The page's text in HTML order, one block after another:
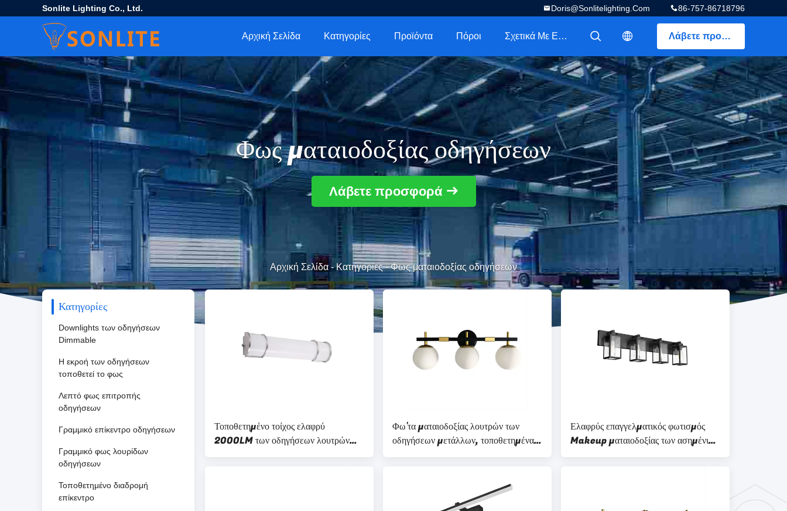
Sonlite Lighting Co., Ltd. 86-757-86718796
Doris@sonlitelighting.com
Λάβετε προσφορά
描述
描述
Αρχική Σελίδα Κατηγορίες Προϊόντα Πόροι Σχετικά Με Εμάς
Φως ματαιοδοξίας οδηγήσεων
Λάβετε προσφορά
Αρχική Σελίδα -Κατηγορίες-Φως ματαιοδοξίας οδηγήσεων
Κατηγορίες
Downlights των οδηγήσεων
Dimmable
Η εκροή των οδηγήσεων
τοποθετεί το φως
Λεπτό φως επιτροπής
οδηγήσεων
Γραμμικό επίκεντρο οδηγήσεων
Γραμμικό φως λουρίδων
οδηγήσεων
Τοποθετημένο διαδρομή
επίκεντρο
Τοποθετημένο τοίχος ελαφρύ
2000LM των οδηγήσεων λουτρών
μέταλλο ματαιοδοξίας διευθετήσιμο
Φω'τα ματαιοδοξίας λουτρών των
οδηγήσεων μετάλλων, τοποθετημένα
τοίχος φω'τα 220V λουτρών
Ελαφρύς επαγγελματικός φωτισμός
Makeup ματαιοδοξίας των ασημένιων
σύγχρονων οδηγήσεων για το σαλόνι